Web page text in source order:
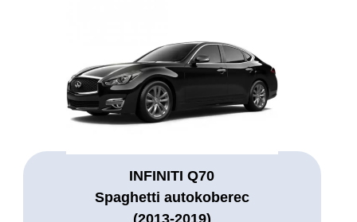
INFINITI Q70
Spaghetti autokoberec
(2013-2019)